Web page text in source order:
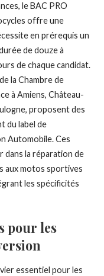
le BAC PRO
offre une
en prérequis un
de douze à
de chaque candidat.
la Chambre de
à Amiens, Château-
proposent des
du label de
Automobile. Ces
la réparation de
aux motos sportives
les spécificités
pour les
essentiel pour les